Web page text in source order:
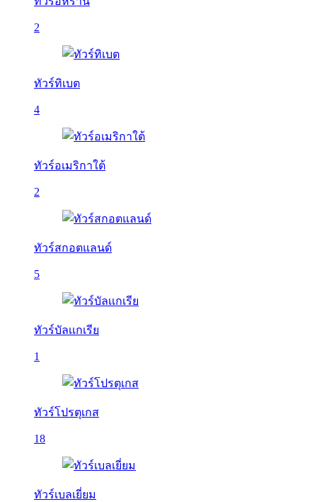
2
ทัวร์ทิเบต
4
ทัวร์อเมริกาใต้
2
ทัวร์สกอตแลนด์
5
ทัวร์บัลเเกเรีย
1
ทัวร์โปรตุเกส
18
ทัวร์เบลเยี่ยม